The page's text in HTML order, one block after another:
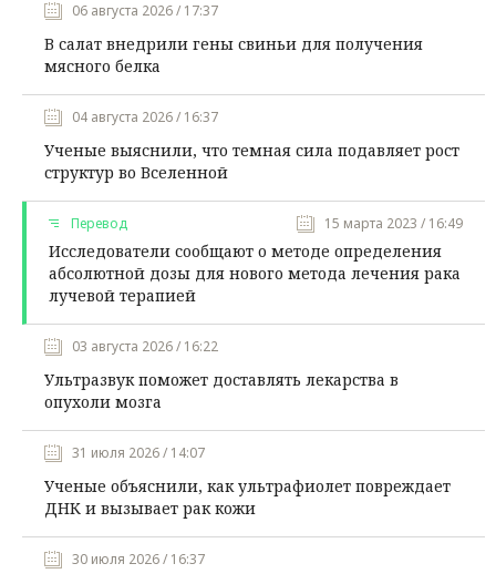
06 августа 2026 / 17:37
В салат внедрили гены свиньи для получения
мясного белка
04 августа 2026 / 16:37
Ученые выяснили, что темная сила подавляет рост
структур во Вселенной
Перевод 15 марта 2023 / 16:49
Исследователи сообщают о методе определения
абсолютной дозы для нового метода лечения рака
лучевой терапией
03 августа 2026 / 16:22
Ультразвук поможет доставлять лекарства в
опухоли мозга
31 июля 2026 / 14:07
Ученые объяснили, как ультрафиолет повреждает
ДНК и вызывает рак кожи
30 июля 2026 / 16:37